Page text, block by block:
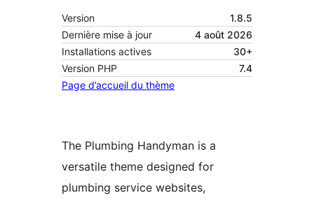
Version
1.8.5
Dernière mise à jour
4 août 2026
Installations actives
30+
Version PHP
7.4
Page d’accueil du thème
The Plumbing Handyman is a
versatile theme designed for
plumbing service websites,